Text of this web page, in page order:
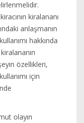
kiralananı
anlaşmanın
hakkında
özellikleri,
için
olayın